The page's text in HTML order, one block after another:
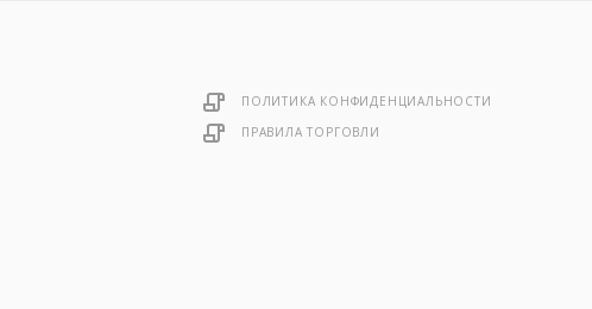
ПОЛИТИКА КОНФИДЕНЦИАЛЬНОСТИ
ПРАВИЛА ТОРГОВЛИ